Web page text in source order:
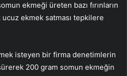
ekmeği üreten bazı fırınların
ekmek satması tepkilere
isteyen bir firma denetimlerin
200 gram somun ekmeğin